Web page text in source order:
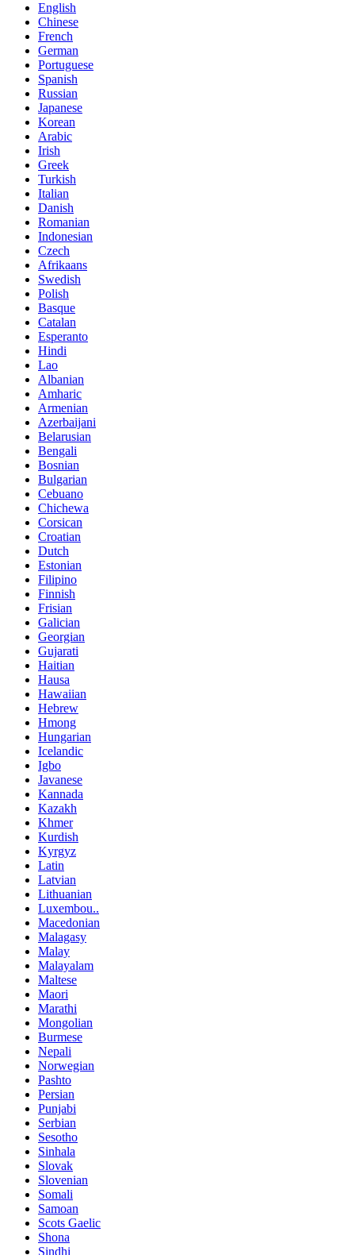
English
Chinese
French
German
Portuguese
Spanish
Russian
Japanese
Korean
Arabic
Irish
Greek
Turkish
Italian
Danish
Romanian
Indonesian
Czech
Afrikaans
Swedish
Polish
Basque
Catalan
Esperanto
Hindi
Lao
Albanian
Amharic
Armenian
Azerbaijani
Belarusian
Bengali
Bosnian
Bulgarian
Cebuano
Chichewa
Corsican
Croatian
Dutch
Estonian
Filipino
Finnish
Frisian
Galician
Georgian
Gujarati
Haitian
Hausa
Hawaiian
Hebrew
Hmong
Hungarian
Icelandic
Igbo
Javanese
Kannada
Kazakh
Khmer
Kurdish
Kyrgyz
Latin
Latvian
Lithuanian
Luxembou..
Macedonian
Malagasy
Malay
Malayalam
Maltese
Maori
Marathi
Mongolian
Burmese
Nepali
Norwegian
Pashto
Persian
Punjabi
Serbian
Sesotho
Sinhala
Slovak
Slovenian
Somali
Samoan
Scots Gaelic
Shona
Sindhi